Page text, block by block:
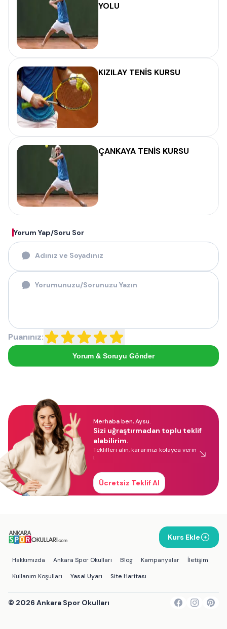
YOLU
KIZILAY TENİS KURSU
ÇANKAYA TENİS KURSU
Yorum Yap/Soru Sor
Puanınız:
Yorum & Soruyu Gönder
Merhaba ben, Aysu.
Sizi uğraştırmadan toplu teklif
alabilirim.
Teklifleri alın, kararınızı kolayca verin
!
Ücretsiz Teklif Al
Kurs Ekle
Hakkımızda Ankara Spor Okulları Blog Kampanyalar
İletişim
Kullanım Koşulları
Yasal Uyarı Site Haritası
© 2026 Ankara Spor Okulları